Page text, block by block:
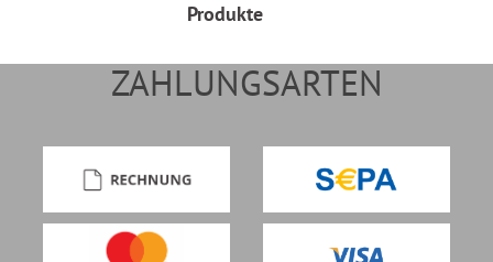
Produkte
ZAHLUNGSARTEN